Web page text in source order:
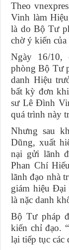
Theo
Vinh làm
là do Bộ Tư
chờ ý kiến
Ngày 16/10,
phòng Bộ Tư
danh Hiệu
bất kỳ đơn
sư Lê Đình
quá trình này
Nhưng sau
Dũng, xuất
nại gửi lãnh
Phan Chí
lãnh đạo nhà
giám hiệu
là nặc danh
Bộ Tư pháp
kiến chỉ đạo.
lại tiếp tục